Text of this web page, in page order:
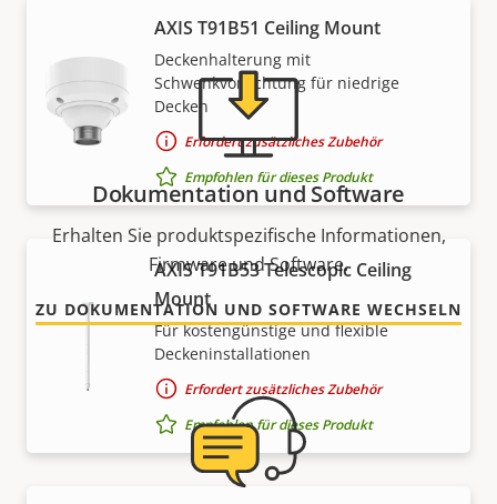
AXIS T91B51 Ceiling Mount
Deckenhalterung mit
Schwenkvorrichtung für niedrige
Decken
Erfordert zusätzliches Zubehör
Empfohlen für dieses Produkt
AXIS T91B53 Telescopic Ceiling
Mount
Für kostengünstige und flexible
Deckeninstallationen
Erfordert zusätzliches Zubehör
Empfohlen für dieses Produkt
Dokumentation und Software
Erhalten Sie produktspezifische Informationen,
Firmware und Software.
ZU DOKUMENTATION UND SOFTWARE WECHSELN